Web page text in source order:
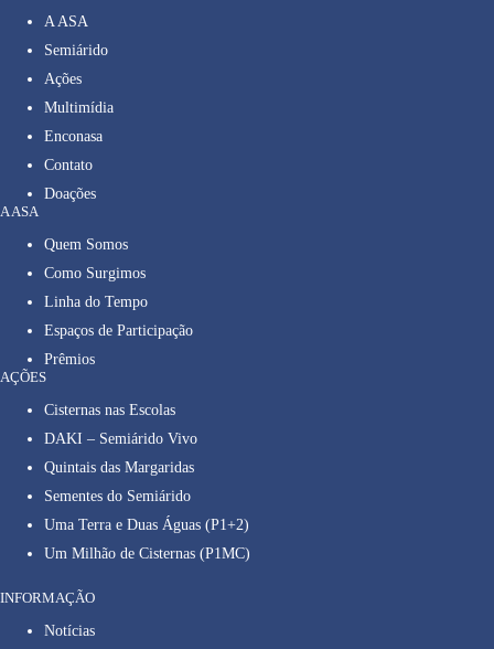
A ASA
Semiárido
Ações
Multimídia
Enconasa
Contato
Doações
A ASA
Quem Somos
Como Surgimos
Linha do Tempo
Espaços de Participação
Prêmios
AÇÕES
Cisternas nas Escolas
DAKI – Semiárido Vivo
Quintais das Margaridas
Sementes do Semiárido
Uma Terra e Duas Águas (P1+2)
Um Milhão de Cisternas (P1MC)
INFORMAÇÃO
Notícias